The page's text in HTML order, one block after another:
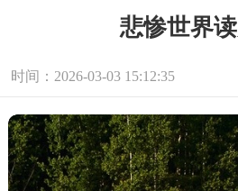
悲惨世界
时间：2026-03-03 15:12:35